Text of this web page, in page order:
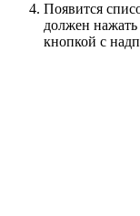
Появится
должен нажать
кнопкой с